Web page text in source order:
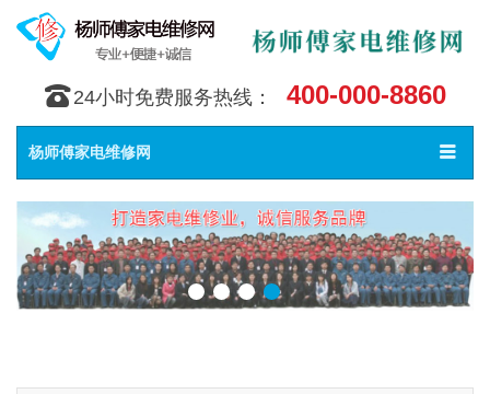
󰇯 24小时免费服务热线： 400-000-8860
Toggle
󰀥
杨师傅家电维修网